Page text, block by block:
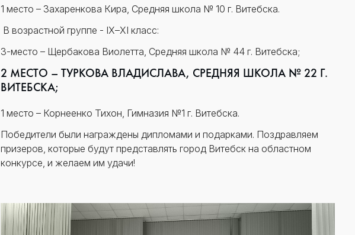
1 место – Захаренкова Кира, Средняя школа № 10 г. Витебска.
В возрастной группе - IX–XI класс:
3-место – Щербакова Виолетта, Средняя школа № 44 г. Витебска;
2 МЕСТО – ТУРКОВА ВЛАДИСЛАВА, СРЕДНЯЯ ШКОЛА № 22 Г.
ВИТЕБСКА;
1 место – Корнеенко Тихон, Гимназия №1 г. Витебска.
Победители были награждены дипломами и подарками. Поздравляем
призеров, которые будут представлять город Витебск на областном
конкурсе, и желаем им удачи!